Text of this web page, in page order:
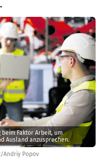
Andriy Popov
Faktor Arbeit, um
Ausland anzusprechen.